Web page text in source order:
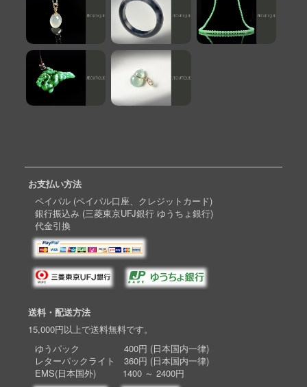
お支払い方法
ペイパル (ペイパル口座、クレジットカード)
銀行振込み (三菱東京UFJ銀行 ゆうちょ銀行)
代金引換
送料・配送方法
15,000円以上で送料無料です。
ゆうパック 400円 (日本国内一律)
レターパックライト 360円 (日本国内一律)
EMS(日本国外) 1400 ～ 2400円